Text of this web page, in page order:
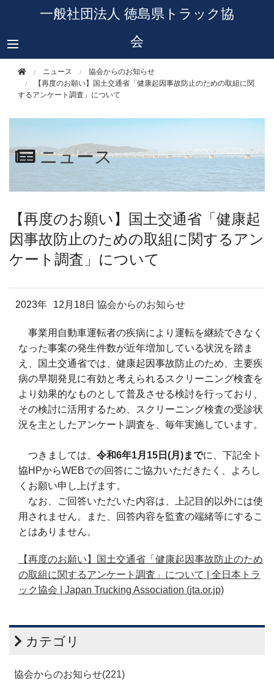
一般社団法人 徳島県トラック協
会
ニュース
協会からのお知らせ
【再度のお願い】国土交通省「健康起因事故防止のための取組に関
するアンケート調査」について
ニュース
【再度のお願い】国土交通省「健康起
因事故防止のための取組に関するアン
ケート調査」について
2023年 12月18日 協会からのお知らせ
事業用自動車運転者の疾病により運転を継続できなく
なった事案の発生件数が近年増加している状況を踏ま
え、国土交通省では、健康起因事故防止のため、主要疾
病の早期発見に有効と考えられるスクリーニング検査を
より効果的なものとして普及させる検討を行っており、
その検討に活用するため、スクリーニング検査の受診状
況を主としたアンケート調査を、毎年実施しています。
つきましては、 令和6年1月 15 日(月)までに、下記全ト
協HPからWEBでの回答にご協力いただきたく、よろし
くお願い申し上げます。
なお、ご回答いただいた内容は、上記目的以外には使
用されません。また、回答内容を監査の端緒等にするこ
とはありません。
【再度のお願い】国土交通省「健康起因事故防止のため
の取組に関するアンケート調査」について | 全日本トラ
ック協会 | Japan Trucking Association (jta.or.jp)
カテゴリ
協会からのお知らせ(221)